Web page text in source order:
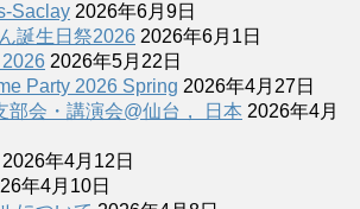
Saclay 2026年6月9日
誕生日祭2026 2026年6月1日
2026年5月22日
Party 2026 Spring 2026年4月27日
部会・講演会@仙台， 日本 2026年4月
2026年4月12日
年4月10日